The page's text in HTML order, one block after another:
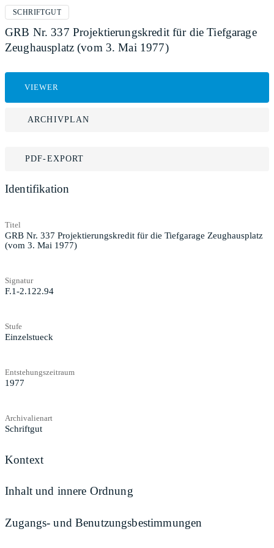
SCHRIFTGUT
GRB Nr. 337 Projektierungskredit für die Tiefgarage
Zeughausplatz (vom 3. Mai 1977)
VIEWER
ARCHIVPLAN
PDF-EXPORT
Identifikation
Titel
GRB Nr. 337 Projektierungskredit für die Tiefgarage Zeughausplatz
(vom 3. Mai 1977)
Signatur
F.1-2.122.94
Stufe
Einzelstueck
Entstehungszeitraum
1977
Archivalienart
Schriftgut
Kontext
Inhalt und innere Ordnung
Zugangs- und Benutzungsbestimmungen